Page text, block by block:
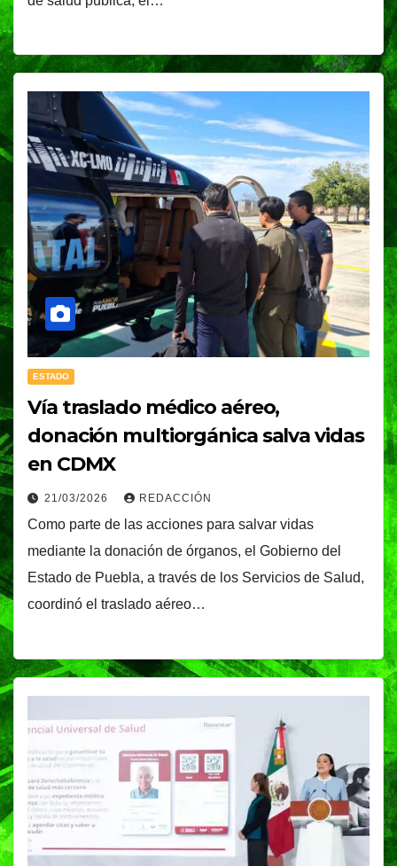
ESTADO
Vía traslado médico aéreo,
donación multiorgánica salva vidas
en CDMX
21/03/2026 REDACCIÓN
Como parte de las acciones para salvar vidas
mediante la donación de órganos, el Gobierno del
Estado de Puebla, a través de los Servicios de Salud,
coordinó el traslado aéreo…